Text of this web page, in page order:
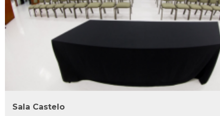
L3
L4
Sala Castelo